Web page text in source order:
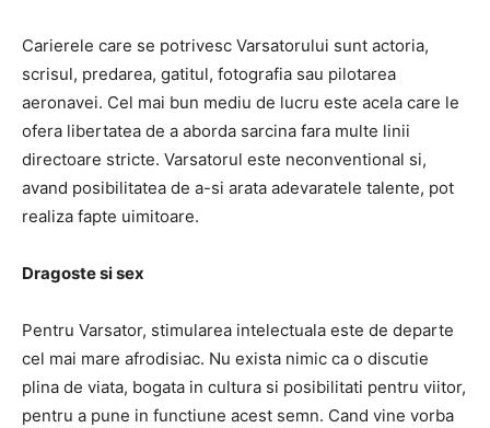
Carierele care se potrivesc Varsatorului sunt actoria,
scrisul, predarea, gatitul, fotografia sau pilotarea
aeronavei. Cel mai bun mediu de lucru este acela care le
ofera libertatea de a aborda sarcina fara multe linii
directoare stricte. Varsatorul este neconventional si,
avand posibilitatea de a-si arata adevaratele talente, pot
realiza fapte uimitoare.
Dragoste si sex
Pentru Varsator, stimularea intelectuala este de departe
cel mai mare afrodisiac. Nu exista nimic ca o discutie
plina de viata, bogata in cultura si posibilitati pentru viitor,
pentru a pune in functiune acest semn. Cand vine vorba